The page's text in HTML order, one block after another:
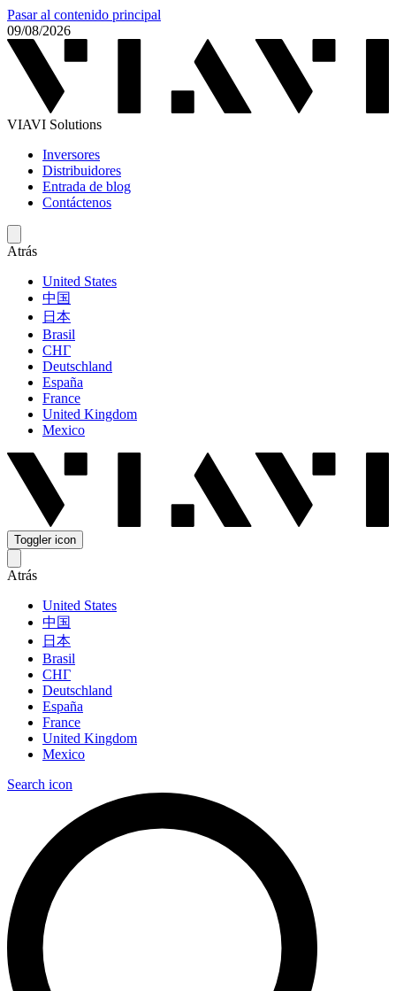
Pasar al contenido principal
09/08/2026
VIAVI Solutions
Inversores
Distribuidores
Entrada de blog
Contáctenos
Atrás
United States
中国
日本
Brasil
СНГ
Deutschland
España
France
United Kingdom
Mexico
Toggler icon
Atrás
United States
中国
日本
Brasil
СНГ
Deutschland
España
France
United Kingdom
Mexico
Search icon